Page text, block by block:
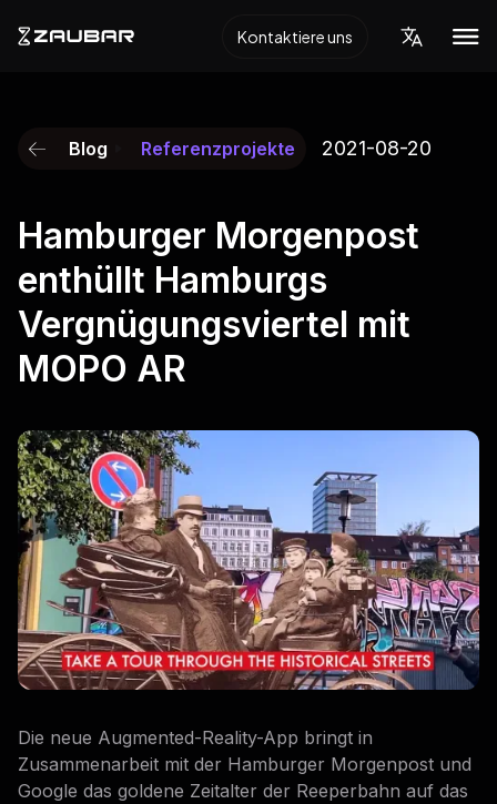
Kontaktiere uns
Blog Referenzprojekte 2021-08-20
Hamburger Morgenpost
enthüllt Hamburgs
Vergnügungsviertel mit
MOPO AR
Die neue Augmented-Reality-App bringt in
Zusammenarbeit mit der Hamburger Morgenpost und
Google das goldene Zeitalter der Reeperbahn auf das